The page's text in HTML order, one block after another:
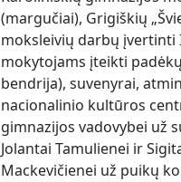
(margučiai), Grigiškių
moksleivių darbų įvertinti
mokytojams įteikti
bendrija), suvenyrai,
nacionalinio kultūros
gimnazijos vadovybei už
Jolantai Tamulienei ir
Mackevičienei už puikų